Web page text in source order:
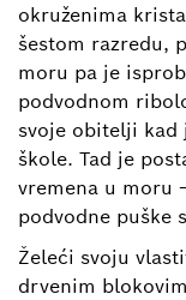
okruženima
šestom razredu,
moru pa je
podvodnom
svoje obitelji kad
škole. Tad je
vremena u moru
podvodne puške
Želeći svoju
drvenim